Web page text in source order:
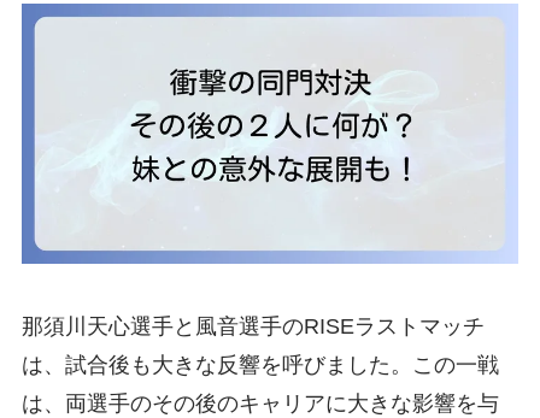
那須川天心選手と風音選手のRISEラストマッチ
は、試合後も大きな反響を呼びました。この一戦
は、両選手のその後のキャリアに大きな影響を与